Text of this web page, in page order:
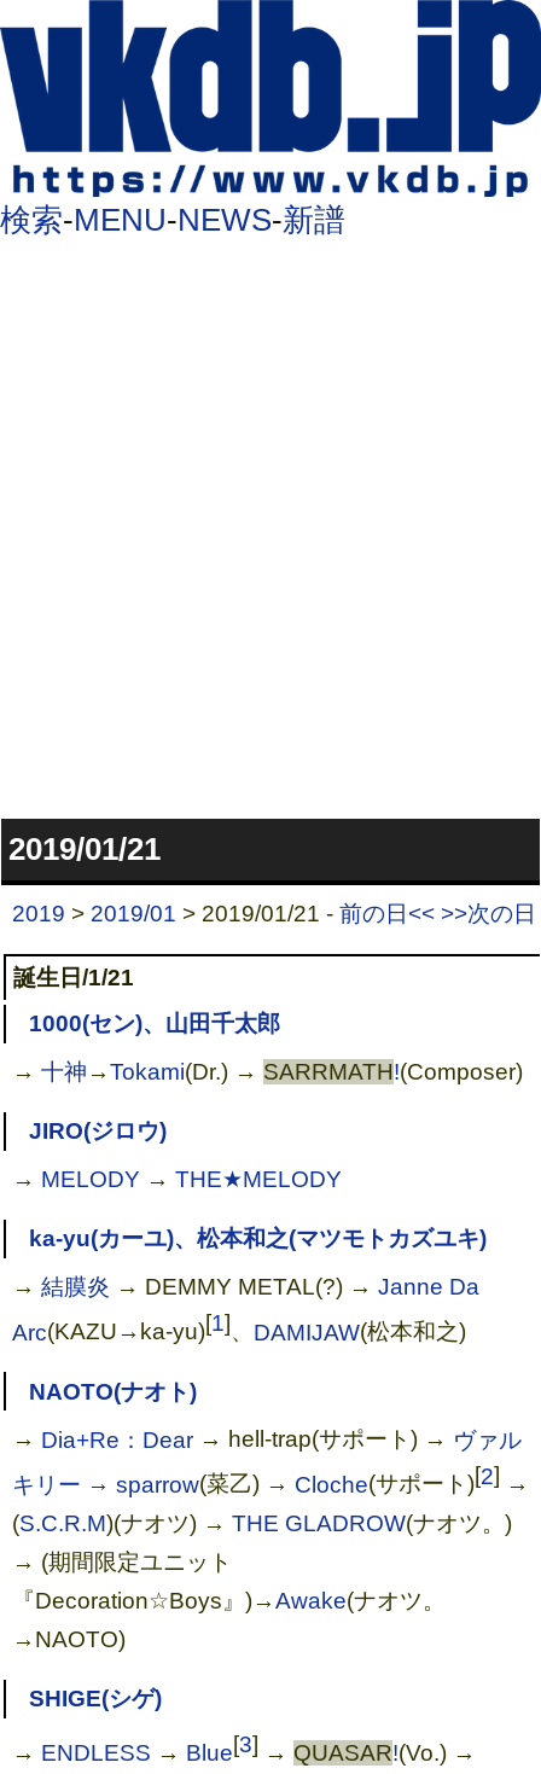
検索-MENU-NEWS-新譜
2019/01/21
2019 > 2019/01 > 2019/01/21 -前の日<< >>次の日
誕生日/1/21
1000(セン)、山田千太郎
→十神→Tokami(Dr.) → SARRMATH!(Composer)
JIRO(ジロウ)
→ MELODY →THE★MELODY
ka-yu(カーユ)、松本和之(マツモトカズユキ)
→結膜炎 → DEMMY METAL(?) →Janne Da
Arc(KAZU→ka-yu)[1]、 DAMIJAW(松本和之)
NAOTO(ナオト)
→ Dia+Re：Dear → hell-trap(サポート) → ヴァル
キリー →sparrow(菜乙) → Cloche(サポート)[2] →
(S.C.R.M)(ナオツ) →THE GLADROW(ナオツ。)
→ (期間限定ユニット
『Decoration☆Boys』)→Awake(ナオツ。
→NAOTO)
SHIGE(シゲ)
→ ENDLESS → Blue[3] → QUASAR!(Vo.) →